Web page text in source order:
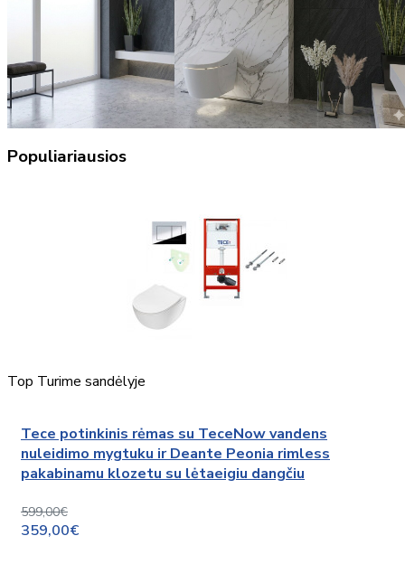
Populiariausios
Top Turime sandėlyje
Tece potinkinis rėmas su TeceNow vandens
nuleidimo mygtuku ir Deante Peonia rimless
pakabinamu klozetu su lėtaeigiu dangčiu
599,00€
359,00€